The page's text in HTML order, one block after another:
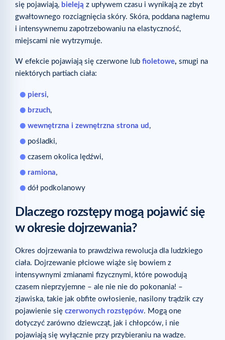
się pojawiają, bieleją z upływem czasu i wynikają ze zbyt
gwałtownego rozciągnięcia skóry. Skóra, poddana nagłemu
i intensywnemu zapotrzebowaniu na elastyczność,
miejscami nie wytrzymuje.
W efekcie pojawiają się czerwone lub fioletowe, smugi na
niektórych partiach ciała:
piersi,
brzuch,
wewnętrzna i zewnętrzna strona ud ,
pośladki,
czasem okolica lędźwi,
ramiona,
dół podkolanowy
Dlaczego rozstępy mogą pojawić się
w okresie dojrzewania?
Okres dojrzewania to prawdziwa rewolucja dla ludzkiego
ciała. Dojrzewanie płciowe wiąże się bowiem z
intensywnymi zmianami fizycznymi, które powodują
czasem nieprzyjemne – ale nie nie do pokonania! –
zjawiska, takie jak obfite owłosienie, nasilony trądzik czy
pojawienie się czerwonych rozstępów. Mogą one
dotyczyć zarówno dziewcząt, jak i chłopców, i nie
pojawiają się wyłącznie przy przybieraniu na wadze.